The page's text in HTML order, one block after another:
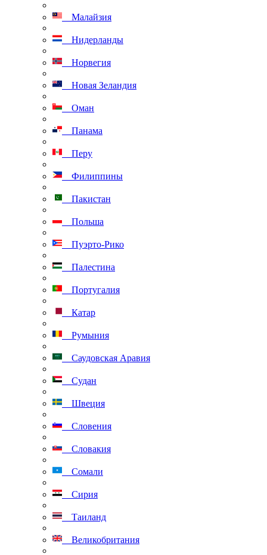
Малайзия
Нидерланды
Норвегия
Новая Зеландия
Оман
Панама
Перу
Филиппины
Пакистан
Польша
Пуэрто-Рико
Палестина
Португалия
Катар
Румыния
Саудовская Аравия
Судан
Швеция
Словения
Словакия
Сомали
Сирия
Таиланд
Великобритания